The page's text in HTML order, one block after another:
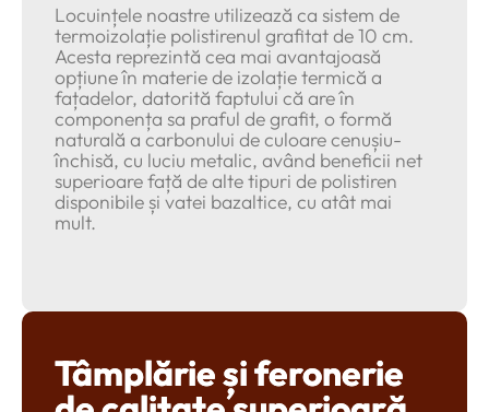
Locuințele noastre utilizează ca sistem de
termoizolație polistirenul grafitat de 10 cm.
Acesta reprezintă cea mai avantajoasă
opțiune în materie de izolație termică a
fațadelor, datorită faptului că are în
componența sa praful de grafit, o formă
naturală a carbonului de culoare cenușiu-
închisă, cu luciu metalic, având beneficii net
superioare față de alte tipuri de polistiren
disponibile și vatei bazaltice, cu atât mai
mult.
Tâmplărie și feronerie